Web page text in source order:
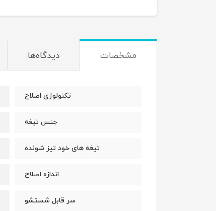
مشخصات دیدگاه‌ها
تکنولوژی اصلاح
جنس تیغه
تیغه های خود تیز شونده
اندازه اصلاح
سر قابل شستشو